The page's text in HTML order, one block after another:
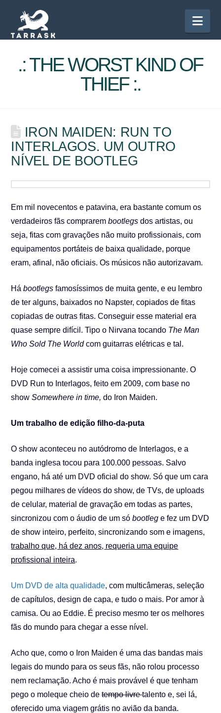
.: THE WORST KIND OF
THIEF :.
IRON MAIDEN: RUN TO
INTERLAGOS. UM OUTRO
NÍVEL DE BOOTLEG
Em mil novecentos e patavina, era bastante comum os
verdadeiros fãs comprarembootlegs dos artistas, ou
seja, fitas com gravações não muito profissionais, com
equipamentos portáteis de baixa qualidade, porque
eram, afinal, não oficiais. Os músicos não autorizavam.
Hábootlegs famosíssimos de muita gente, e eu lembro
de ter alguns, baixados no Napster, copiados de fitas
copiadas de outras fitas. Conseguir esse material era
quase sempre difícil. Tipo o Nirvana tocando The Man
Who Sold The Worldcom guitarras elétricas e tal.
Hoje comecei a assistir uma coisa impressionante. O
DVD Run to Interlagos, feito em 2009, com base no
showSomewhere in time,do Iron Maiden.
Um trabalho de edição filho-da-puta
O show aconteceu no autódromo de Interlagos, e a
banda inglesa tocou para 100.000 pessoas. Salvo
engano, há até um DVD oficial do show. Só que um cara
pegou milhares de vídeos do show, de TVs, de uploads
de celular, material de gravação em todas as partes,
sincronizou com o áudio de um sóbootleg e fez um DVD
de show inteiro, perfeito, sincronizando som e imagens,
trabalho que, há dez anos, requeria uma equipe
profissional inteira.
Um DVD de alta qualidade, com multicâmeras, seleção
de capítulos, design de capa, e tudo o mais. Por amor à
camisa. Ou ao Eddie. É preciso mesmo ter os melhores
fãs do mundo para chegar a esse nível.
Acho que, como o Iron Maiden é uma das bandas mais
legais do mundo para os seus fãs, não rolou processo
nem reclamação. Acho é mais provável é que tenham
pego o moleque cheio detempo livretalento e, sei lá,
oferecido uma viagem grátis no avião da banda.